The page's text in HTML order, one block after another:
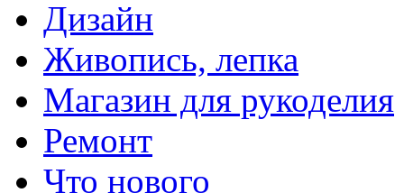
Дизайн
Живопись, лепка
Магазин для рукоделия
Ремонт
Что нового